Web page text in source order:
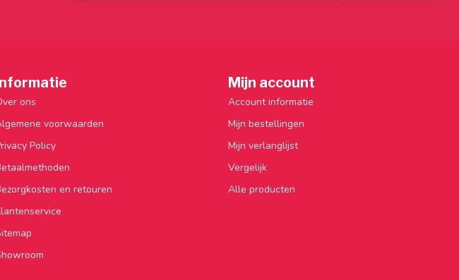
ons
voorwaarden
Policy
en retouren
Mijn account
Account informatie
Mijn bestellingen
Mijn verlanglijst
Vergelijk
Alle producten